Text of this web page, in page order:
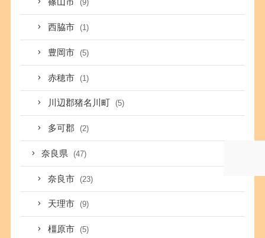
篠山市 (9)
西脇市 (1)
豊岡市 (5)
赤穂市 (1)
川辺郡猪名川町 (5)
多可郡 (2)
奈良県 (47)
奈良市 (23)
天理市 (9)
橿原市 (5)